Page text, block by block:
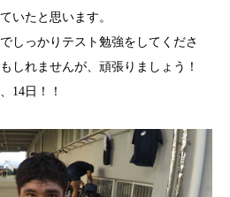
いたと思います。
しっかりテスト勉強をしてくださ
しれませんが、頑張りましょう！
14日！！